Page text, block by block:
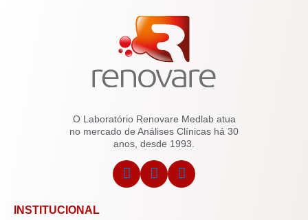
O Laboratório Renovare Medlab atua
no mercado de Análises Clínicas há 30
anos, desde 1993.
INSTITUCIONAL